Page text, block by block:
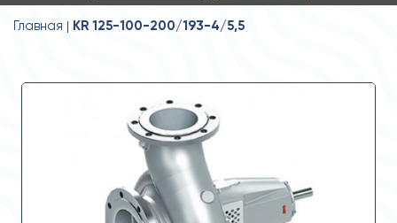
Главная KR 125-100-200/193-4/5,5